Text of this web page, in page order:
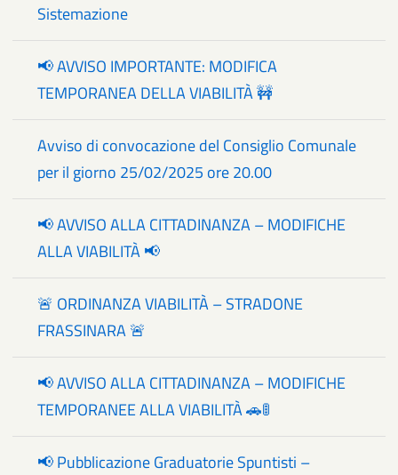
Sistemazione
📢 AVVISO IMPORTANTE: MODIFICA
TEMPORANEA DELLA VIABILITÀ 🚧
Avviso di convocazione del Consiglio Comunale
per il giorno 25/02/2025 ore 20.00
📢 AVVISO ALLA CITTADINANZA – MODIFICHE
ALLA VIABILITÀ 📢
🚨 ORDINANZA VIABILITÀ – STRADONE
FRASSINARA 🚨
📢 AVVISO ALLA CITTADINANZA – MODIFICHE
TEMPORANEE ALLA VIABILITÀ 🚗🚦
📢 Pubblicazione Graduatorie Spuntisti –